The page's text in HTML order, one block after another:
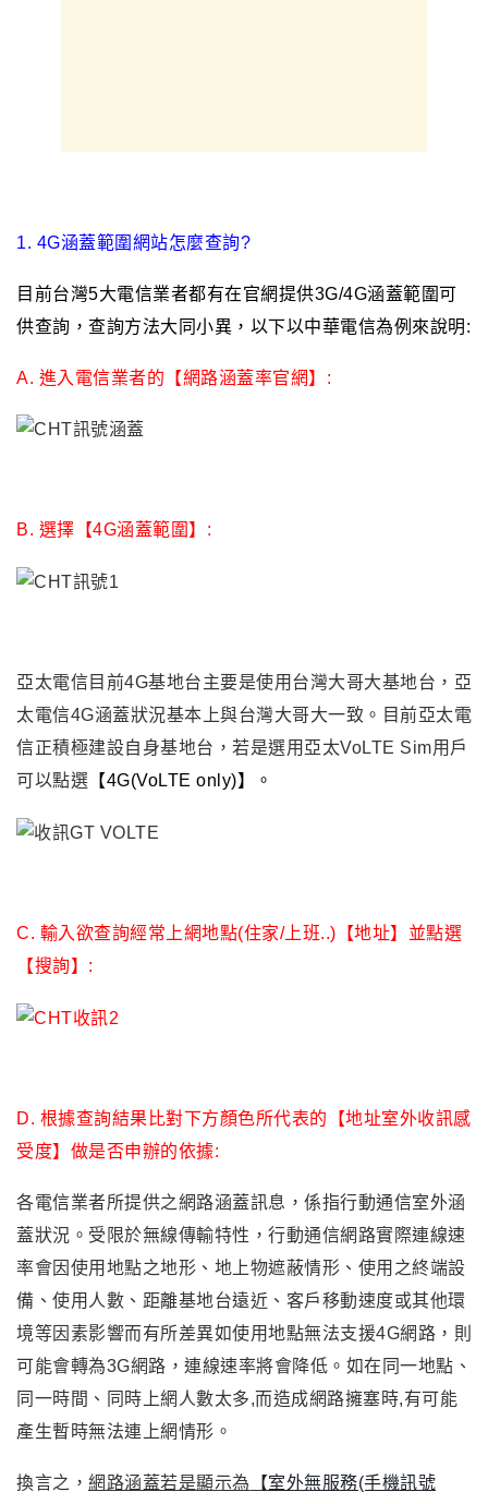
1. 4G涵蓋範圍網站怎麼查詢?
目前台灣5大電信業者都有在官網提供3G/4G涵蓋範圍可
供查詢 ，查詢方法大同小異，以下以中華電信為例來說明:
A. 進入電信業者的 【網路涵蓋率官網】:
B. 選擇 【4G涵蓋範圍】:
亞太電信目前4G基地台主要是使用台灣大哥大基地台，亞
太電信4G涵蓋狀況基本上與台灣大哥大一致。目前亞太電
信正積極建設自身基地台，若是選用亞太VoLTE Sim用戶
可以點選 【4G(VoLTE only)】。
C. 輸入欲查詢經常上網地點(住家/上班..) 【地址】並點選
【搜詢】 :
D. 根據查詢結果比對下方顏色所代表的 【地址室外收訊感
受度】做是否申辦的依據:
各電信業者所提供之網路涵蓋訊息，係指行動通信室外涵
蓋狀況。受限於無線傳輸特性，行動通信網路實際連線速
率會因使用地點之地形、地上物遮蔽情形、使用之終端設
備、使用人數、距離基地台遠近、客戶移動速度或其他環
境等因素影響而有所差異如使用地點無法支援4G網路，則
可能會轉為3G網路，連線速率將會降低。如在同一地點 、
同一時間 、 同時上網人數太多,而造成網路擁塞時,有可能
產生暫時無法連上網情形。
換言之 ， 網路涵蓋若是顯示為 【室外無服務(手機訊號